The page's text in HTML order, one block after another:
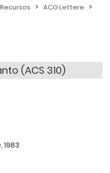
> ACG Lettere >
(ACS 310)
1983